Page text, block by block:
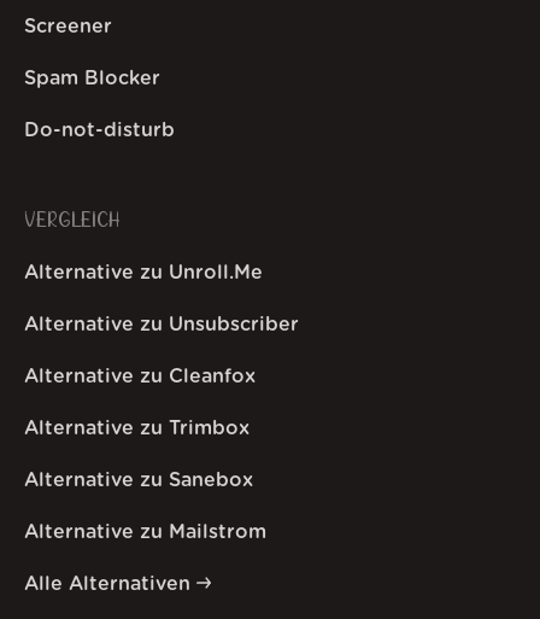
Screener
Spam Blocker
Do-not-disturb
VERGLEICH
Alternative zu Unroll.Me
Alternative zu Unsubscriber
Alternative zu Cleanfox
Alternative zu Trimbox
Alternative zu Sanebox
Alternative zu Mailstrom
Alle Alternativen